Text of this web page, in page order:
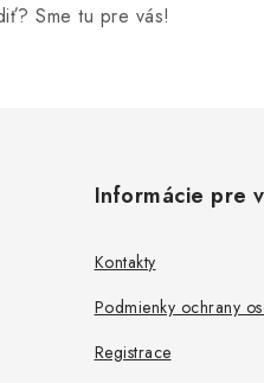
Sme tu pre vás!
Informácie pre
Kontakty
Podmienky ochrany
Registrace